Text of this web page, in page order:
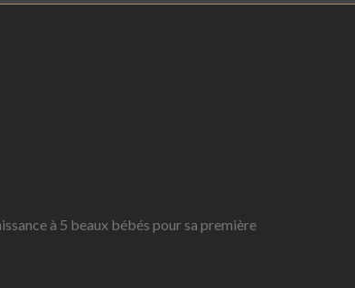
à 5 beaux bébés pour sa première